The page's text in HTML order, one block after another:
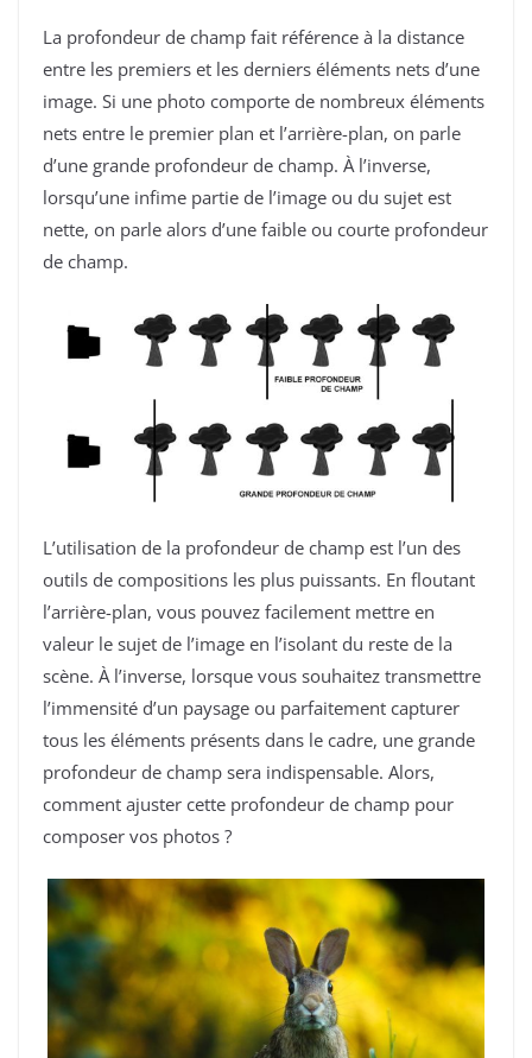
La profondeur de champ fait référence à la distance
entre les premiers et les derniers éléments nets d’une
image. Si une photo comporte de nombreux éléments
nets entre le premier plan et l’arrière-plan, on parle
d’une grande profondeur de champ. À l’inverse,
lorsqu’une infime partie de l’image ou du sujet est
nette, on parle alors d’une faible ou courte profondeur
de champ.
L’utilisation de la profondeur de champ est l’un des
outils de compositions les plus puissants. En floutant
l’arrière-plan, vous pouvez facilement mettre en
valeur le sujet de l’image en l’isolant du reste de la
scène. À l’inverse, lorsque vous souhaitez transmettre
l’immensité d’un paysage ou parfaitement capturer
tous les éléments présents dans le cadre, une grande
profondeur de champ sera indispensable. Alors,
comment ajuster cette profondeur de champ pour
composer vos photos ?